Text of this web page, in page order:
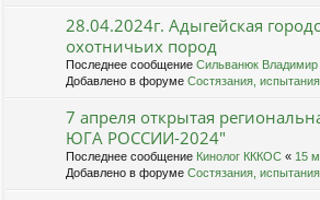
28.04.2024г. Адыгейская
охотничьих пород
Последнее сообщение Сильванюк Владимир
Добавлено в форуме Состязания,
7 апреля открытая
ЮГА РОССИИ-2024"
Последнее сообщение Кинолог КККОС « 15
Добавлено в форуме Состязания,